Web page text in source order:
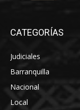
CATEGORÍAS
Judiciales
Barranquilla
Nacional
Local